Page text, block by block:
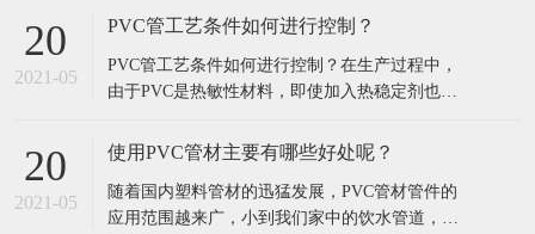
方便灵活，便于布管作业，内外径尺寸精度控制
优良的耐温隔热和优越的随意弯曲性能。PE管--
聚乙烯材料重量轻、韧性好、耐
20
2021-05
PVC管工艺条件如何进行控制？
​PVC管工艺条件如何进行控制？在生产过程中，
由于PVC是热敏性材料，即使加入热稳定剂也只
现分解，这就要求PVC的成型加工温度应严格控
近，往往因为温度控制不当造成分解现象。因
此，挤出温度应根据配方、挤出机特性、机
20
2021-05
使用PVC管材主要有哪些好处呢？
​随着国内塑料管材的迅猛发展，PVC管材管件的
应用范围越来广，小到我们家中的饮水管道，楼